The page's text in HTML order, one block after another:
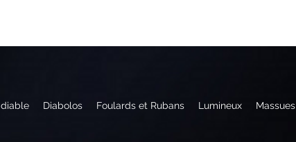
Diabolos Foulards et Rubans Lumineux Massues